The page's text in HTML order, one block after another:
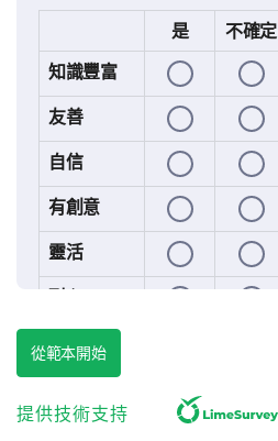
是 不確定
知識豐富
友善
自信
有創意
靈活
尊重
教學方法
從範本開始
提供技術支持